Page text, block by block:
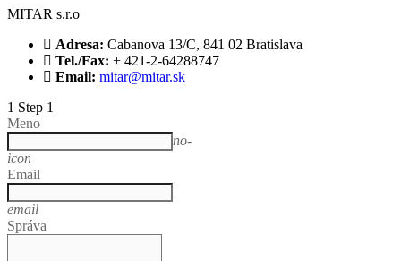
MITAR s.r.o
Adresa: Cabanova 13/C, 841 02 Bratislava
Tel./Fax: + 421-2-64288747
Email: mitar@mitar.sk
1 Step 1
Meno
no-
icon
Email
email
Správa